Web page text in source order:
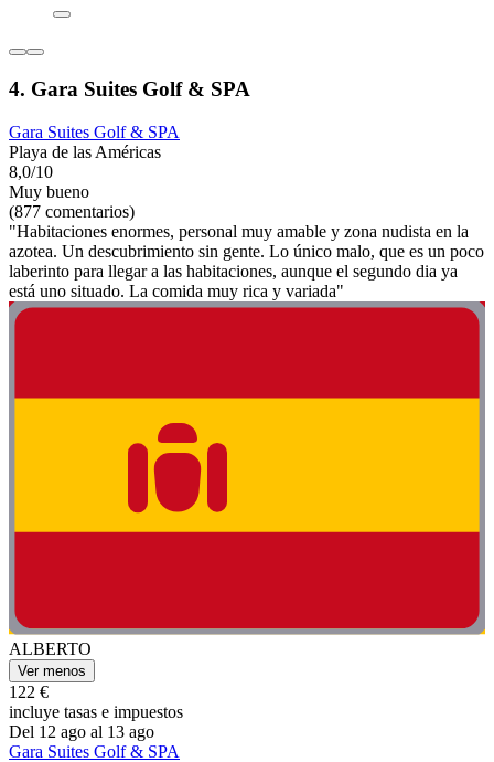
4. Gara Suites Golf & SPA
Gara Suites Golf & SPA
Playa de las Américas
8,0/10
Muy bueno
(877 comentarios)
"Habitaciones enormes, personal muy amable y zona nudista en la
azotea. Un descubrimiento sin gente. Lo único malo, que es un poco
laberinto para llegar a las habitaciones, aunque el segundo dia ya
está uno situado. La comida muy rica y variada"
ALBERTO
Ver menos
122 €
incluye tasas e impuestos
Del 12 ago al 13 ago
Gara Suites Golf & SPA